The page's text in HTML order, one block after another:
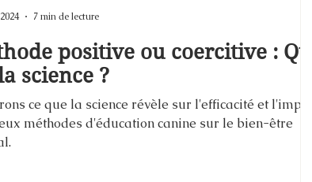
positive ou coercitive : Que
science ?
ce que la science révèle sur l'efficacité et l'impact
méthodes d'éducation canine sur le bien-être
7 min de lecture